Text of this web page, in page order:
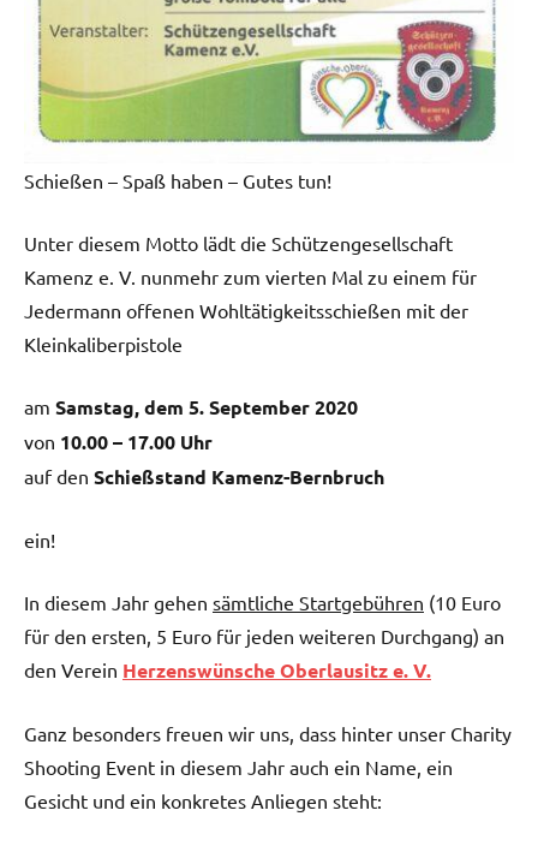
Schießen – Spaß haben – Gutes tun!
Unter diesem Motto lädt die Schützengesellschaft
Kamenz e. V. nunmehr zum vierten Mal zu einem für
Jedermann offenen Wohltätigkeitsschießen mit der
Kleinkaliberpistole
am Samstag, dem 5. September 2020
von 10.00 – 17.00 Uhr
auf den Schießstand Kamenz-Bernbruch
ein!
In diesem Jahr gehen sämtliche Startgebühren (10 Euro
für den ersten, 5 Euro für jeden weiteren Durchgang) an
den Verein Herzenswünsche Oberlausitz e. V.
Ganz besonders freuen wir uns, dass hinter unser Charity
Shooting Event in diesem Jahr auch ein Name, ein
Gesicht und ein konkretes Anliegen steht: